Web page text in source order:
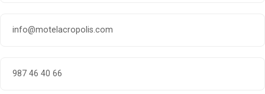
info@motelacropolis.com
987 46 40 66